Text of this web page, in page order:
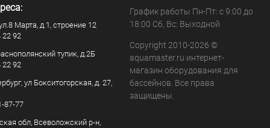
Марта, д.1, строение 12
22 92
тупик, д.2Б
22 92
ул Бокситогорская, д. 27,
87-77
обл, Всеволожский р-н,
График работы Пн-Пт: с 9:00 до
18:00 Сб, Вс: Выходной
Copyright 2010-2026 ©
aquamaster.ru интернет-
магазин оборудования для
бассейнов. Все права
защищены.